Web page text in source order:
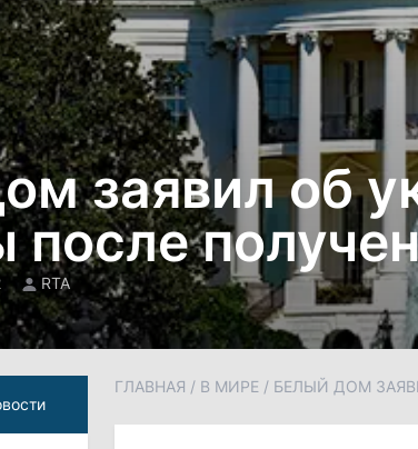
заявил об
после
RTA
ГЛАВНАЯ / В МИРЕ / БЕЛЫЙ ДОМ